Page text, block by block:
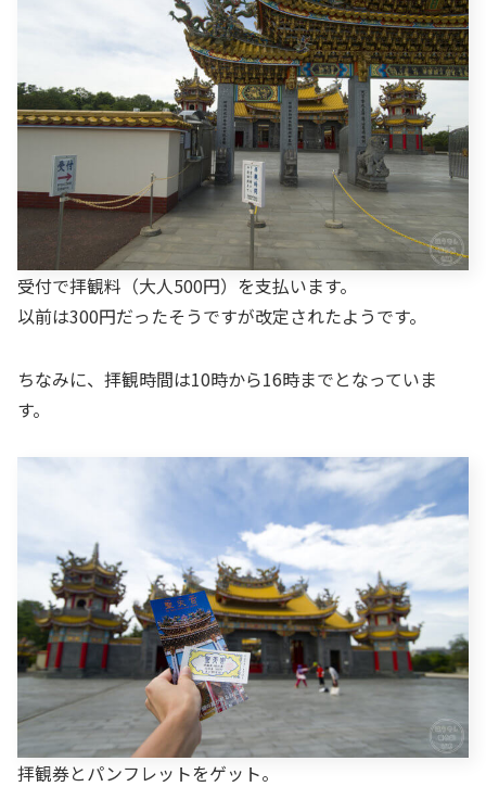
受付で拝観料（大人500円）を支払います。
以前は300円だったそうですが改定されたようです。
ちなみに、拝観時間は10時から16時までとなっていま
す。
拝観券とパンフレットをゲット。